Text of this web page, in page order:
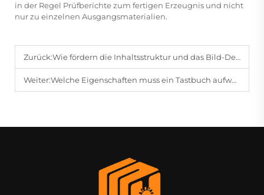
in der Regel Prüfberichte zum fertigen Erzeugnis und nicht
nur zu einzelnen Ausgangsmaterialien.
Zurück:Wie fördern die Inhaltsstruktur und das Bild-Design kognitiver Karten die Speicherung und den Abruf von Erinnerungen?
Weiter:Welche Eigenschaften muss ein Tastbuch aufweisen, um dem Beißen und Ziehen von Säuglingen standzuhalten?